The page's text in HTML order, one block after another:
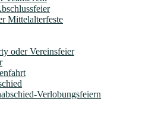
Mittelalterfeste
oder Vereinsfeier
Verlobungsfeiern